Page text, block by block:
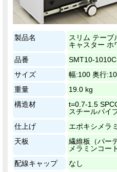
製品名
スリム テーブ
キャスター ホ
品番
SMT10-
サイズ
幅:100 奥行
重量
19.0 kg
構造材
t=0.7-1.5
スチールパイ
仕上げ
エポキシメラ
天板
繊維板（パー
メラミンコー
配線キャップ
なし